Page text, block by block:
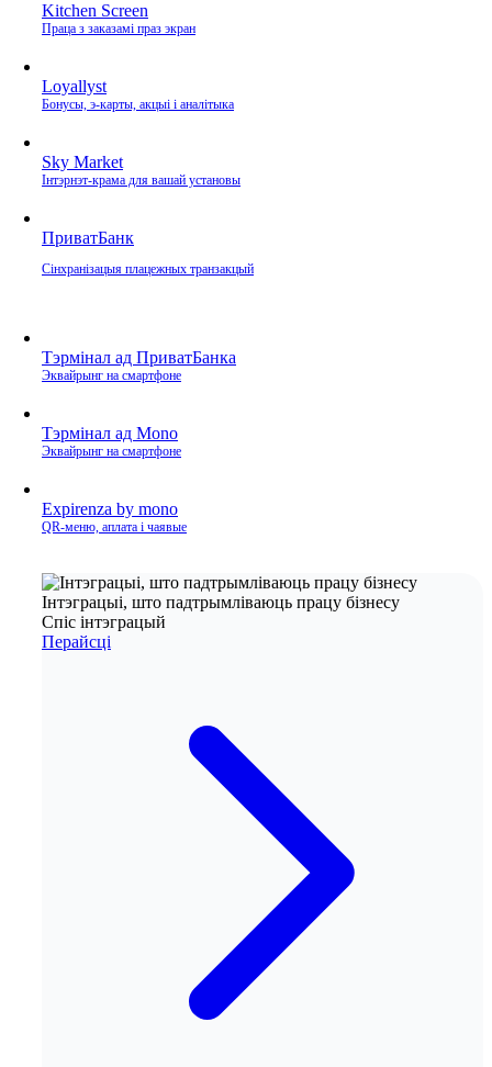
Kitchen Screen
Праца з заказамі праз экран
Loyallyst
Бонусы, э‑карты, акцыі і аналітыка
Sky Market
Інтэрнэт‑крама для вашай установы
ПриватБанк
Сінхранізацыя плацежных транзакцый
Тэрмінал ад ПриватБанка
Эквайрынг на смартфоне
Тэрмінал ад Mono
Эквайрынг на смартфоне
Expirenza by mono
QR‑меню, аплата і чаявые
Інтэграцыі, што падтрымліваюць працу бізнесу
Спіс інтэграцый
Перайсці